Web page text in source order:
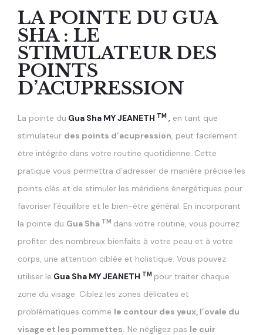
LA POINTE DU GUA
SHA : LE
STIMULATEUR DES
POINTS
D’ACUPRESSION
La pointe du Gua Sha MY JEANETH TM , en tant que
stimulateur des points d’acupression, peut facilement
être intégrée dans votre routine quotidienne. Cette
pratique vous permettra d’adresser de manière précise les
points clés et de stimuler les méridiens énergétiques pour
favoriser l’équilibre et le bien-être général. En incorporant
la pointe du Gua Sha TM dans votre routine, vous pourrez
profiter des nombreux bienfaits à votre peau et à votre
corps, une attention ciblée et holistique. Vous pouvez
utiliser le Gua Sha MY JEANETH TM pour traiter chaque
zone du visage. Ciblez les zones délicates et
problématiques comme le contour des yeux, l’ovale du
visage et les pommettes. Ne négligez pas le cuir